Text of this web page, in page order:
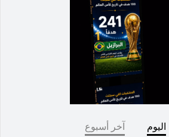
اليوم آخر أسبوع